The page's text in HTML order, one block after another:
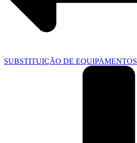
SUBSTITUIÇÃO DE EQUIPAMENTOS